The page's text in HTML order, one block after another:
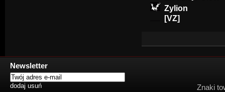
Zylion
[VZ]
Newsletter
Znaki